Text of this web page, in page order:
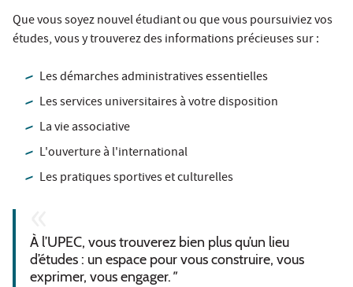
Que vous soyez nouvel étudiant ou que vous poursuiviez vos
études, vous y trouverez des informations précieuses sur :
Les démarches administratives essentielles
Les services universitaires à votre disposition
La vie associative
L'ouverture à l'international
Les pratiques sportives et culturelles
À l’UPEC, vous trouverez bien plus qu’un lieu
d’études : un espace pour vous construire, vous
exprimer, vous engager."